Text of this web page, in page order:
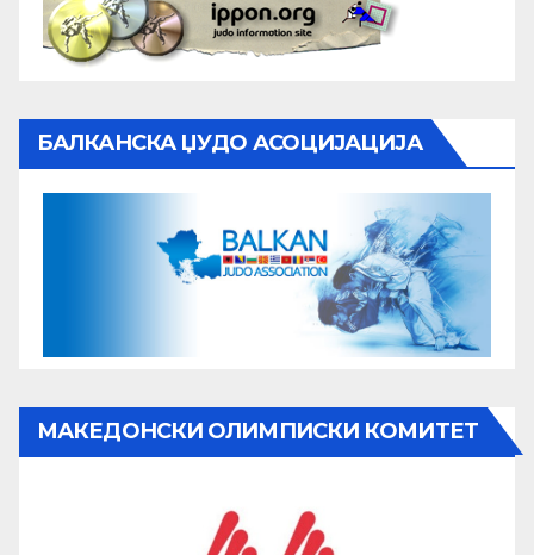
БАЛКАНСКА ЏУДО АСОЦИЈАЦИЈА
МАКЕДОНСКИ ОЛИМПИСКИ КОМИТЕТ